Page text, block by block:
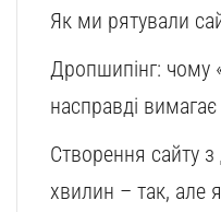
Як ми рятували
Дропшипінг: чому
насправді
Створення сайту
хвилин – так, але